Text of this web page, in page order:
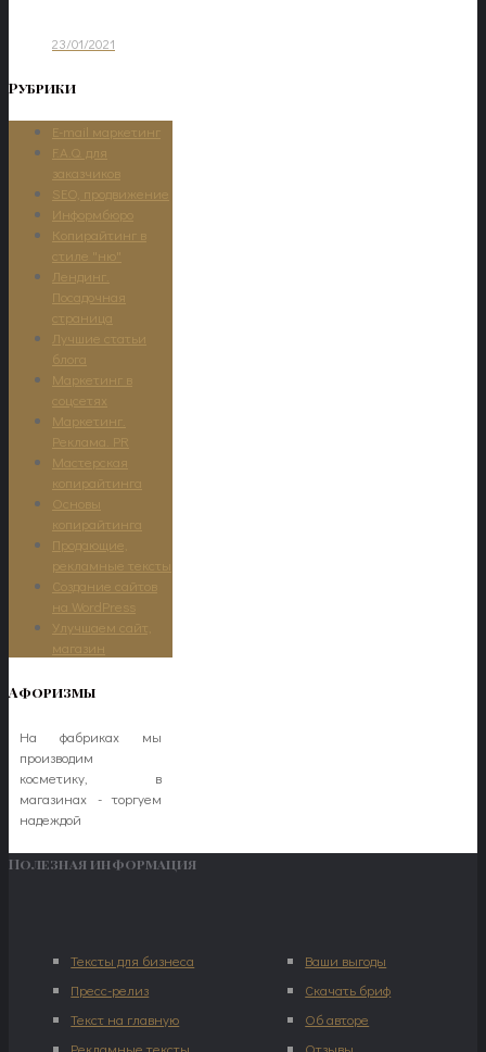
23/01/2021
Рубрики
E-mail маркетинг
F.A.Q. для
заказчиков
SEO, продвижение
Информбюро
Копирайтинг в
стиле "ню"
Лендинг.
Посадочная
страница
Лучшие статьи
блога
Маркетинг в
соцсетях
Маркетинг.
Реклама. PR
Мастерская
копирайтинга
Основы
копирайтинга
Продающие,
рекламные тексты
Создание сайтов
на WordPress
Улучшаем сайт,
магазин
Афоризмы
На фабриках мы
производим
косметику, в
магазинах - торгуем
надеждой
Полезная информация
Тексты для бизнеса
Пресс-релиз
Текст на главную
Ваши выгоды
Скачать бриф
Об авторе